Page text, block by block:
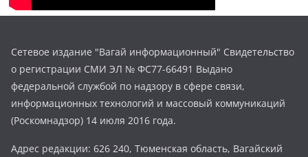
Сетевое издание "Вагай информационный" Свидетельство
о регистрации СМИ ЭЛ № ФС77-66491 Выдано
федеральной службой по надзору в сфере связи,
информационных технологий и массовый коммуникаций
(Роскомнадзор) 14 июля 2016 года.
Адрес редакции: 626 240, Тюменская область, Вагайский